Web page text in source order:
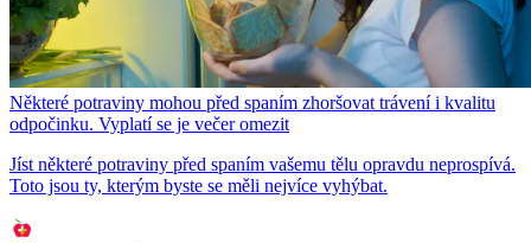
Některé potraviny mohou před spaním zhoršovat trávení i kvalitu
odpočinku. Vyplatí se je večer omezit
Jíst některé potraviny před spaním vašemu tělu opravdu neprospívá.
Toto jsou ty, kterým byste se měli nejvíce vyhýbat.